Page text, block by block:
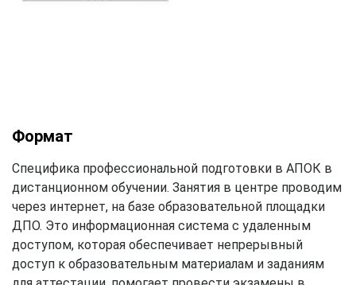
Формат
Специфика профессиональной подготовки в АПОК в
дистанционном обучении. Занятия в центре проводим
через интернет, на базе образовательной площадки
ДПО. Это информационная система с удаленным
доступом, которая обеспечивает непрерывный
доступ к образовательным материалам и заданиям